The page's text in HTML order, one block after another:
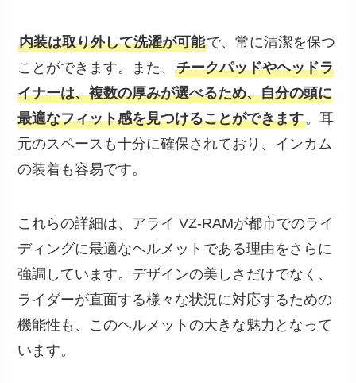
内装は取り外して洗濯が可能で、常に清潔を保つ
ことができます。また、チークパッドやヘッドラ
イナーは、複数の厚みが選べるため、自分の頭に
最適なフィット感を見つけることができます。耳
元のスペースも十分に確保されており、インカム
の装着も容易です。
これらの詳細は、アライ VZ-RAMが都市でのライ
ディングに最適なヘルメットである理由をさらに
強調しています。デザインの美しさだけでなく、
ライダーが直面する様々な状況に対応するための
機能性も、このヘルメットの大きな魅力となって
います。